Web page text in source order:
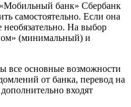
банк» Сбербанк
самостоятельно. Если она
необязательно. На выбор
(минимальный) и
все основные возможности
от банка, перевод на
входят